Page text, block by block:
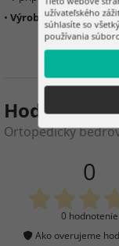
• Výrobok nie je
Ortopedický
0
0 hodnotenie
Ako overujeme
užívateľského
súhlasíte so
používania